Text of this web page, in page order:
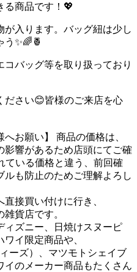
る商品です！💖
入ります。バッグ紐は少し
✨🌈🍍
バッグ等を取り扱っており
ださい😊皆様のご来店を心
へお願い】 商品の価格は、
響があるため店頭にてご確
ている価格と違う、前回確
も防止のためご理解よろし
接買い付けに行き、
貨店です。
ィズニー、日焼けスヌーピ
イ限定商品や、
ーズ）、マツモトシェイブ
イのメーカー商品もたくさん